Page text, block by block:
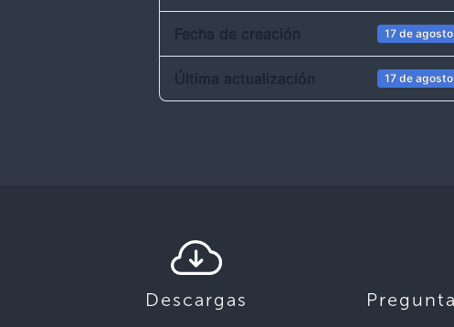
Fecha de creación 17 de
Última actualización 17 de
Descargas